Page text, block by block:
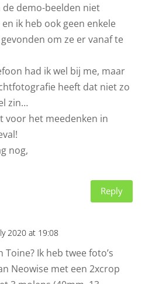
de demo-beelden niet
ik heb ook geen enkele
om ze er vanaf te
had ik wel bij me, maar
heeft dat niet zo
zin…
voor het meedenken in
nog,
Reply
2020 at 19:08
Toine? Ik heb twee foto’s
Neowise met een 2xcrop